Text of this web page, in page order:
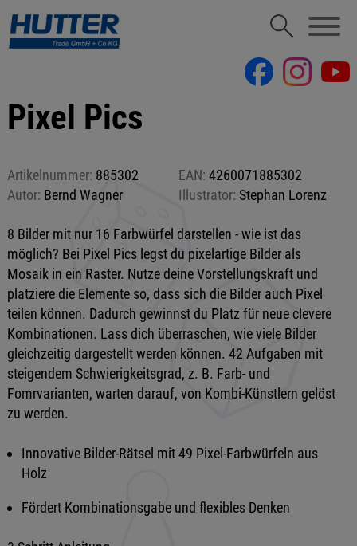
Pixel Pics
Artikelnummer: 885302 EAN: 4260071885302
Autor: Bernd Wagner Illustrator: Stephan Lorenz
8 Bilder mit nur 16 Farbwürfel darstellen - wie ist das
möglich? Bei Pixel Pics legst du pixelartige Bilder als
Mosaik in ein Raster. Nutze deine Vorstellungskraft und
platziere die Elemente so, dass sich die Bilder auch Pixel
teilen können. Dadurch gewinnst du Platz für neue clevere
Kombinationen. Lass dich überraschen, wie viele Bilder
gleichzeitig dargestellt werden können. 42 Aufgaben mit
steigendem Schwierigkeitsgrad, z. B. Farb- und
Fomrvarianten, warten darauf, von Kombi-Künstlern gelöst
zu werden.
Innovative Bilder-Rätsel mit 49 Pixel-Farbwürfeln aus
Holz
Fördert Kombinationsgabe und flexibles Denken